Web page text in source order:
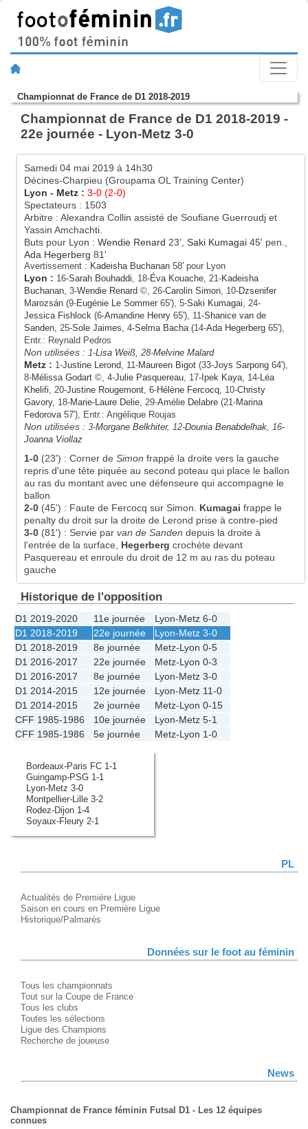
Championnat de France de D1 2018-2019
Championnat de France de D1 2018-2019 -
22e journée - Lyon-Metz 3-0
Samedi 04 mai 2019 à 14h30
Décines-Charpieu (Groupama OL Training Center)
Lyon - Metz : 3-0 (2-0)
Spectateurs : 1503
Arbitre : Alexandra Collin assisté de Soufiane Guerroudj et
Yassin Amchachti.
Buts pour Lyon : Wendie Renard 23', Saki Kumagai 45' pen.,
Ada Hegerberg 81'
Avertissement : Kadeisha Buchanan 58' pour Lyon
Lyon : 16-Sarah Bouhaddi, 18-Éva Kouache, 21-Kadeisha
Buchanan, 3-Wendie Renard ©, 26-Carolin Simon, 10-Dzsenifer
Marozsán (9-Eugénie Le Sommer 65'), 5-Saki Kumagai, 24-
Jessica Fishlock (6-Amandine Henry 65'), 11-Shanice van de
Sanden, 25-Sole Jaimes, 4-Selma Bacha(14-Ada Hegerberg 65'),
Entr.: Reynald Pedros
Non utilisées : 1-Lisa Weiß, 28-Melvine Malard
Metz : 1-Justine Lerond, 11-Maureen Bigot (33-Joys Sarpong 64'),
8-Mélissa Godart ©, 4-Julie Pasquereau, 17- Ipek Kaya, 14-Léa
Khelifi, 20-Justine Rougemont, 6-Hélène Fercocq, 10-Christy
Gavory, 18-Marie-Laure Delie, 29-Amélie Delabre (21-Marina
Fedorova57'), Entr.: Angélique Roujas
Non utilisées : 3-Morgane Belkhiter, 12-Dounia Benabdelhak, 16-
Joanna Viollaz
1-0 (23') : Corner de Simon frappé la droite vers la gauche
repris d'une tête piquée au second poteau qui place le ballon
au ras du montant avec une défenseure qui accompagne le
ballon
2-0 (45') : Faute de Fercocq sur Simon. Kumagai frappe le
penalty du droit sur la droite de Lerond prise à contre-pied
3-0 (81') : Servie par van de Sanden depuis la droite à
l'entrée de la surface, Hegerberg crochète devant
Pasquereau et enroule du droit de 12 m au ras du poteau
gauche
Historique de l'opposition
D1 2019-2020 11e journée Lyon-Metz 6-0
D1 2018-2019
22e journée Lyon-Metz 3-0
D1 2018-2019
8e journée Metz-Lyon 0-5
D1 2016-2017
22e journée Metz-Lyon 0-3
D1 2016-2017
8e journée Lyon-Metz 3-0
D1 2014-2015
12e journée Lyon-Metz 11-0
D1 2014-2015
2e journée Metz-Lyon 0-15
CFF 1985-1986
10e journée Lyon-Metz 5-1
CFF 1985-1986
5e journée Metz-Lyon 1-0
Bordeaux-Paris FC 1-1
Guingamp-PSG 1-1
Lyon-Metz 3-0
Montpellier-Lille 3-2
Rodez-Dijon 1-4
Soyaux-Fleury 2-1
PL
Actualités de Première Ligue
Saison en cours en Première Ligue
Historique/Palmarès
Données sur le foot au féminin
Tous les championnats
Tout sur la Coupe de France
Tous les clubs
Toutes les sélections
Ligue des Champions
Recherche de joueuse
News
Championnat de France féminin Futsal D1 - Les 12 équipes
connues